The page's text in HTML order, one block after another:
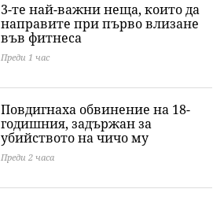
3-те най-важни неща, които да
направите при първо влизане
във фитнеса
Преди 1 час
Повдигнаха обвинение на 18-
годишния, задържан за
убийството на чичо му
Преди 2 часа